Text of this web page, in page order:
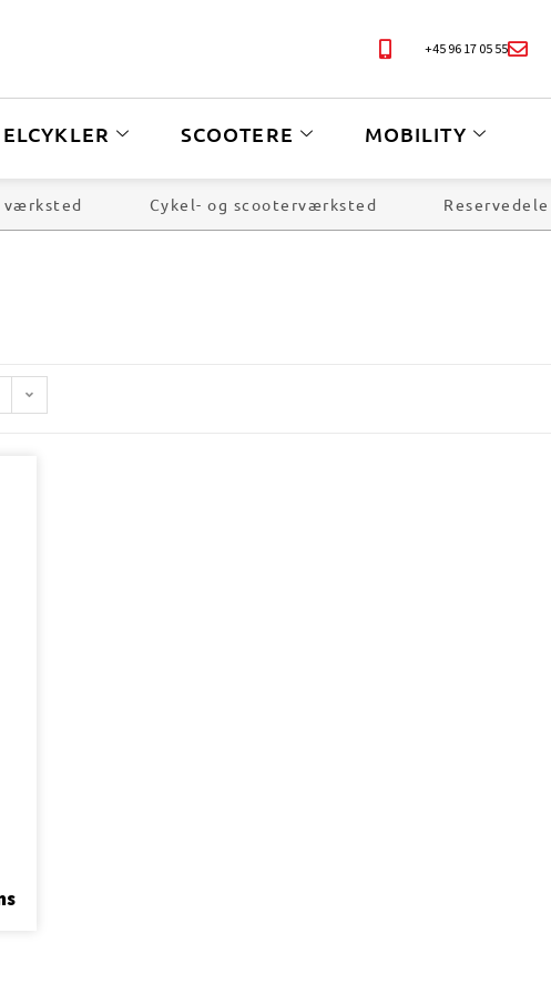
+45 96 17 05 55
SCOOTERE
MOBILITY
værksted Cykel- og scooterværksted Reservedele